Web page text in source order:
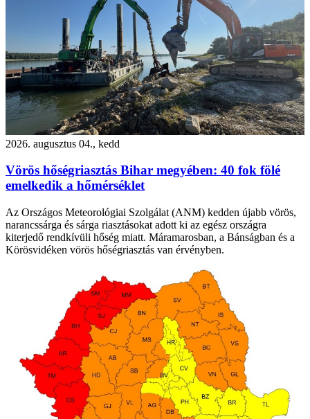
2026. augusztus 04., kedd
Vörös hőségriasztás Bihar megyében: 40 fok fölé
emelkedik a hőmérséklet
Az Országos Meteorológiai Szolgálat (ANM) kedden újabb vörös,
narancssárga és sárga riasztásokat adott ki az egész országra
kiterjedő rendkívüli hőség miatt. Máramarosban, a Bánságban és a
Körösvidéken vörös hőségriasztás van érvényben.